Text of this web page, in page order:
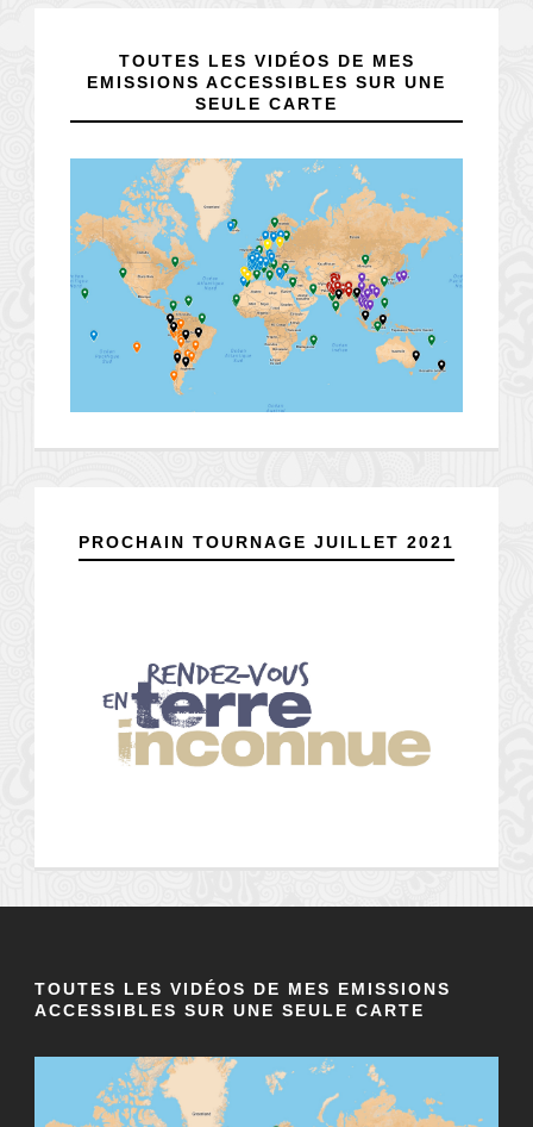
TOUTES LES VIDÉOS DE MES
EMISSIONS ACCESSIBLES SUR UNE
SEULE CARTE
PROCHAIN TOURNAGE JUILLET 2021
TOUTES LES VIDÉOS DE MES EMISSIONS
ACCESSIBLES SUR UNE SEULE CARTE